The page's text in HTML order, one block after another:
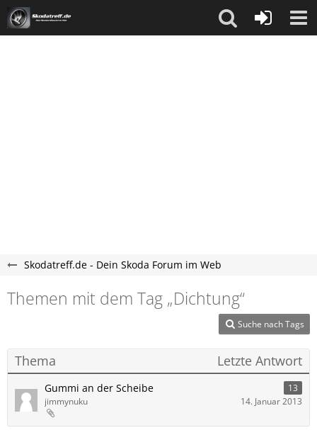
Skodatreff.de - Dein Skoda Forum im Web
Themen mit dem Tag „Dichtung“
Suche nach Tags
Thema Letzte Antwort
Gummi an der Scheibe
13
jimmynuku
14. Januar 2013